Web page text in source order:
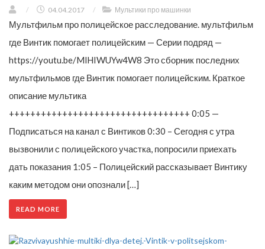
/ 04.04.2017 / Мультики про машинки
Мультфильм про полицейское расследование. мультфильм
где Винтик помогает полицейским — Серии подряд —
https://youtu.be/MlHIWUYw4W8 Это сборник последних
мультфильмов где Винтик помогает полицейским. Краткое
описание мультика
++++++++++++++++++++++++++++++++++ 0:05 —
Подписаться на канал с Винтиков 0:30 – Сегодня с утра
вызвонили с полицейского участка, попросили приехать
дать показания 1:05 – Полицейский рассказывает Винтику
каким методом они опознали […]
READ MORE